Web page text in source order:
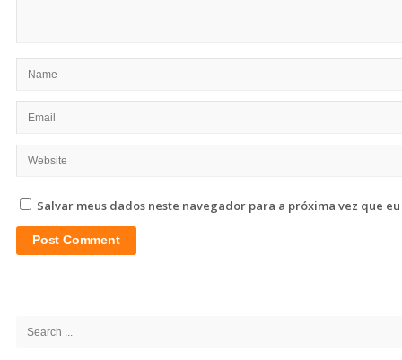
Salvar meus dados neste navegador para a próxima vez que
Search